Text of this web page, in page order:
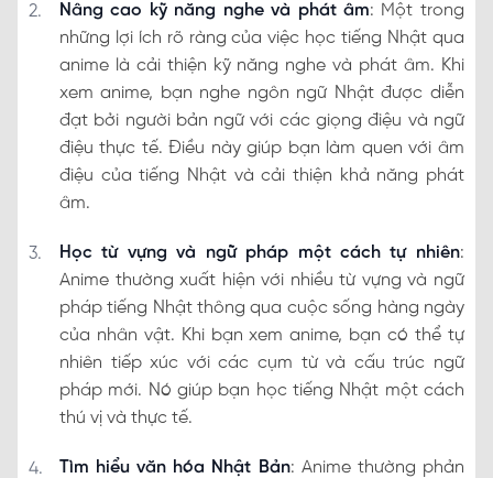
Nâng cao kỹ năng nghe và phát âm: Một trong
những lợi ích rõ ràng của việc học tiếng Nhật qua
anime là cải thiện kỹ năng nghe và phát âm. Khi
xem anime, bạn nghe ngôn ngữ Nhật được diễn
đạt bởi người bản ngữ với các giọng điệu và ngữ
điệu thực tế. Điều này giúp bạn làm quen với âm
điệu của tiếng Nhật và cải thiện khả năng phát
âm.
Học từ vựng và ngữ pháp một cách tự nhiên:
Anime thường xuất hiện với nhiều từ vựng và ngữ
pháp tiếng Nhật thông qua cuộc sống hàng ngày
của nhân vật. Khi bạn xem anime, bạn có thể tự
nhiên tiếp xúc với các cụm từ và cấu trúc ngữ
pháp mới. Nó giúp bạn học tiếng Nhật một cách
thú vị và thực tế.
Tìm hiểu văn hóa Nhật Bản: Anime thường phản